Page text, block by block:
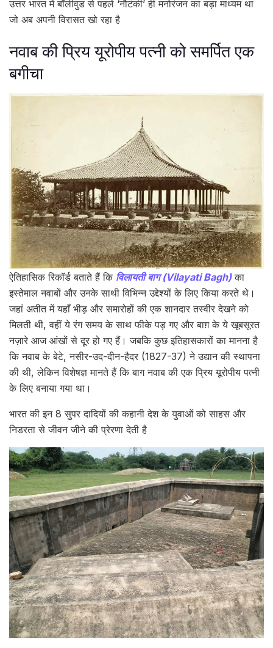
उत्तर भारत में बॉलीवुड से पहले ‘नौटंकी’ ही मनोरंजन का बड़ा माध्यम था
जो अब अपनी विरासत खो रहा है
नवाब की प्रिय यूरोपीय पत्नी को समर्पित एक
बगीचा
ऐतिहासिक रिकॉर्ड बताते हैं कि विलायती बाग (Vilayati Bagh)का
इस्तेमाल नवाबों और उनके साथी विभिन्न उद्देश्यों के लिए किया करते थे।
जहां अतीत में यहाँ भीड़ और समारोहों की एक शानदार तस्वीर देखने को
मिलती थी, वहीं ये रंग समय के साथ फीके पड़ गए और बाग़ के ये खूबसूरत
नज़ारे आज आंखों से दूर हो गए हैं। जबकि कुछ इतिहासकारों का मानना ​​है
कि नवाब के बेटे, नसीर-उद-दीन-हैदर (1827-37) ने उद्यान की स्थापना
की थी, लेकिन विशेषज्ञ मानते हैं कि बाग नवाब की एक प्रिय यूरोपीय पत्नी
के लिए बनाया गया था।
भारत की इन 8 सुपर दादियों की कहानी देश के युवाओं को साहस और
निडरता से जीवन जीने की प्रेरणा देती है